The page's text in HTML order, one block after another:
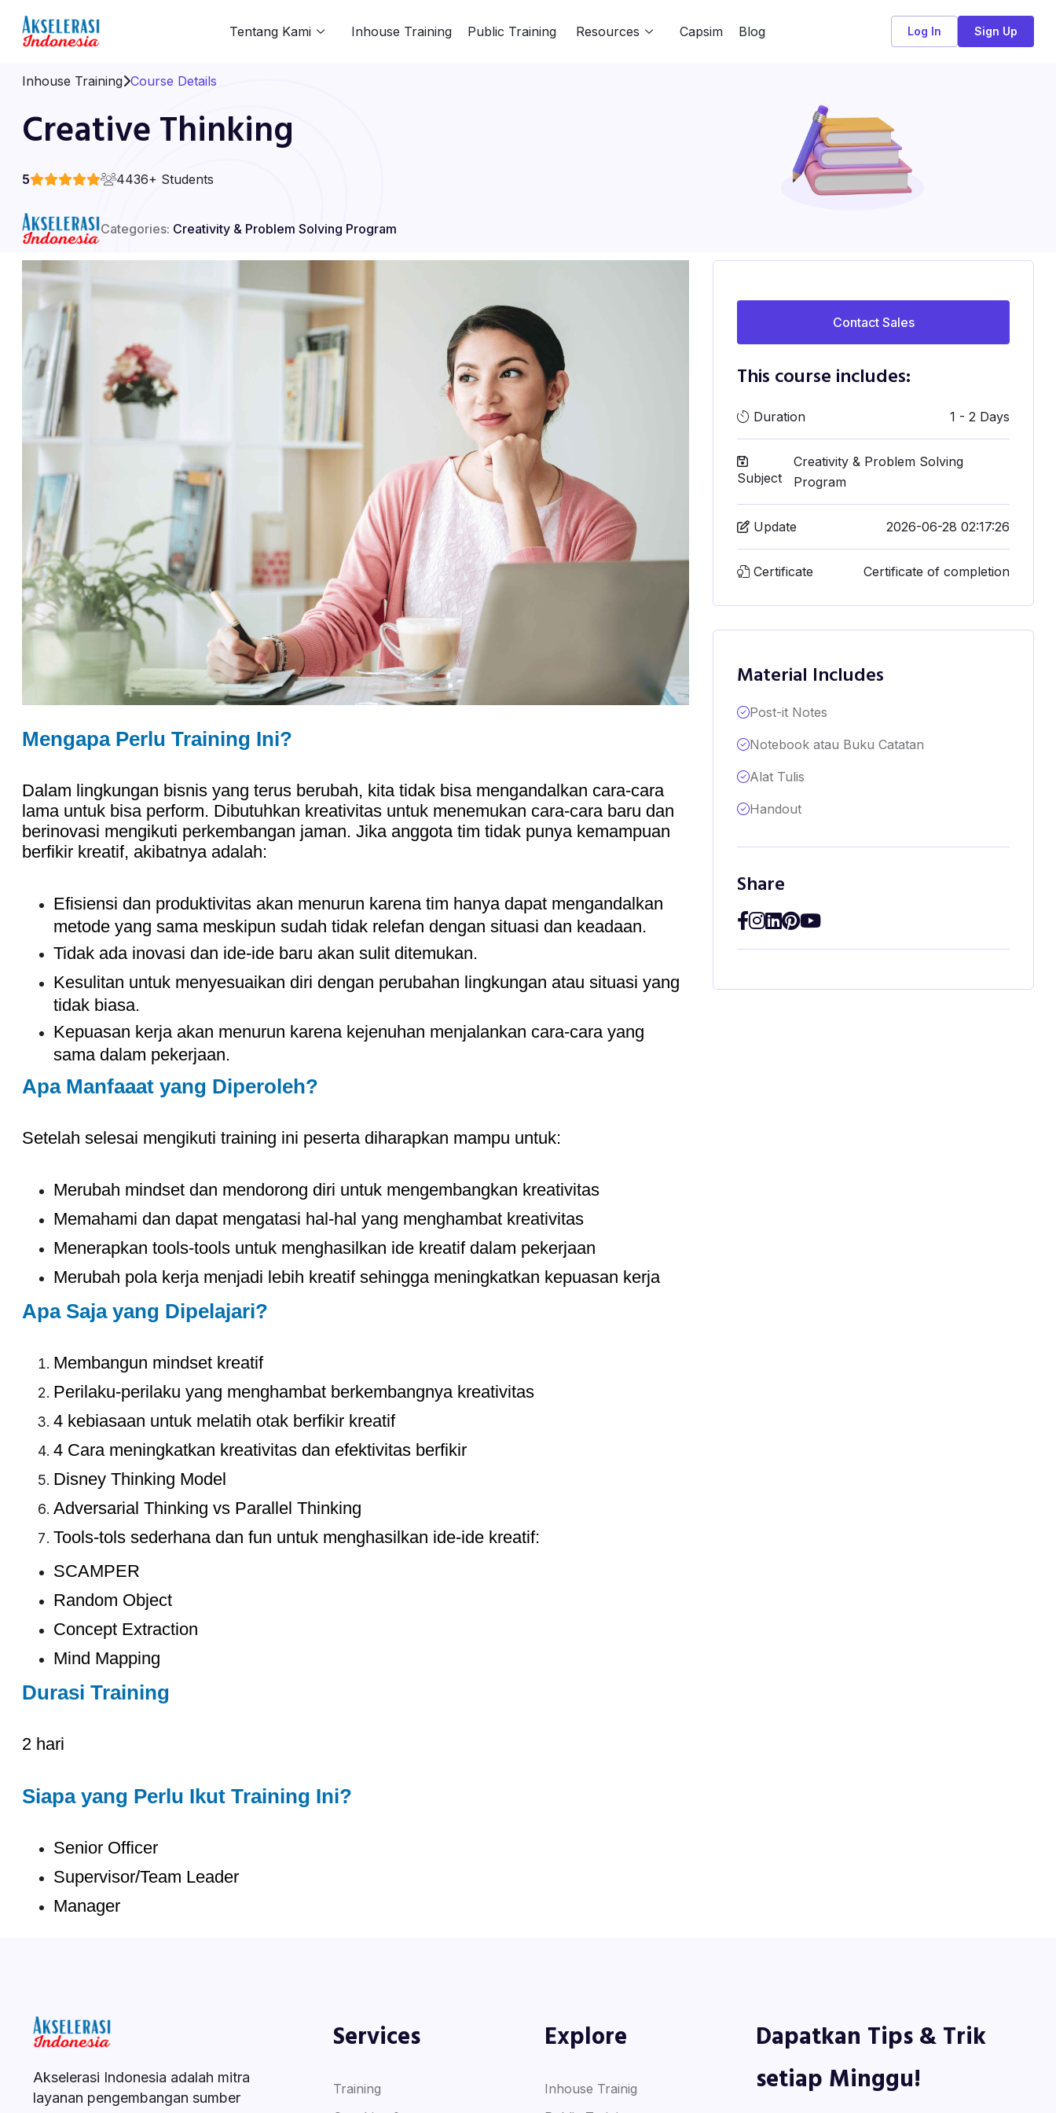
Tentang Kami Inhouse Training Public Training Resources Capsim Blog Log In Sign Up
Inhouse Training Course Details
Creative Thinking
5 4436+ Students
Categories: Creativity & Problem Solving Program
Mengapa Perlu Training Ini?
Dalam lingkungan bisnis yang terus berubah, kita tidak bisa mengandalkan cara-cara
lama untuk bisa perform. Dibutuhkan kreativitas untuk menemukan cara-cara baru dan
berinovasi mengikuti perkembangan jaman. Jika anggota tim tidak punya kemampuan
berfikir kreatif, akibatnya adalah:
Efisiensi dan produktivitas akan menurun karena tim hanya dapat mengandalkan
metode yang sama meskipun sudah tidak relefan dengan situasi dan keadaan.
Tidak ada inovasi dan ide-ide baru akan sulit ditemukan.
Kesulitan untuk menyesuaikan diri dengan perubahan lingkungan atau situasi yang
tidak biasa.
Kepuasan kerja akan menurun karena kejenuhan menjalankan cara-cara yang
sama dalam pekerjaan.
Apa Manfaaat yang Diperoleh?
Setelah selesai mengikuti training ini peserta diharapkan mampu untuk:
Merubah mindset dan mendorong diri untuk mengembangkan kreativitas
Memahami dan dapat mengatasi hal-hal yang menghambat kreativitas
Menerapkan tools-tools untuk menghasilkan ide kreatif dalam pekerjaan
Merubah pola kerja menjadi lebih kreatif sehingga meningkatkan kepuasan kerja
Apa Saja yang Dipelajari?
Membangun mindset kreatif
Perilaku-perilaku yang menghambat berkembangnya kreativitas
4 kebiasaan untuk melatih otak berfikir kreatif
4 Cara meningkatkan kreativitas dan efektivitas berfikir
Disney Thinking Model
Adversarial Thinking vs Parallel Thinking
Tools-tols sederhana dan fun untuk menghasilkan ide-ide kreatif:
SCAMPER
Random Object
Concept Extraction
Mind Mapping
Durasi Training
2 hari
Siapa yang Perlu Ikut Training Ini?
Senior Officer
Supervisor/Team Leader
Manager
Contact Sales
This course includes:
Duration 1 - 2 Days
Subject
Creativity & Problem Solving
Program
Update 2026-06-28 02:17:26
Certificate Certificate of completion
Material Includes
Post-it Notes
Notebook atau Buku Catatan
Alat Tulis
Handout
Share
Akselerasi Indonesia adalah mitra
layanan pengembangan sumber
Services
Training
Explore
Inhouse Trainig
Dapatkan Tips & Trik
setiap Minggu!